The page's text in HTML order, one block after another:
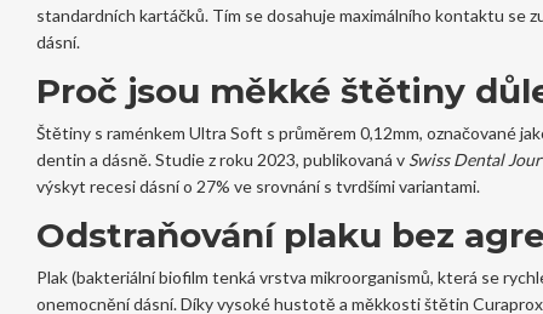
standardních kartáčků. Tím se dosahuje maximálního kontaktu se
dásní.
Proč jsou měkké štětiny
Štětiny s raménkem Ultra Soft s průměrem 0,12mm, označované
dentin a dásně. Studie z roku 2023, publikovaná v Swiss Dental
výskyt recesi dásní o 27% ve srovnání s tvrdšími variantami.
Odstraňování plaku bez
Plak (bakteriální biofilm tenká vrstva mikroorganismů, která se
onemocnění dásní. Díky vysoké hustotě a měkkosti štětin